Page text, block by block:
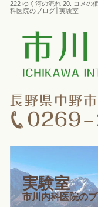
222 ゆく河の流れ 20. コメの
科医院のブログ│実験室
実験室
市川内科医院の